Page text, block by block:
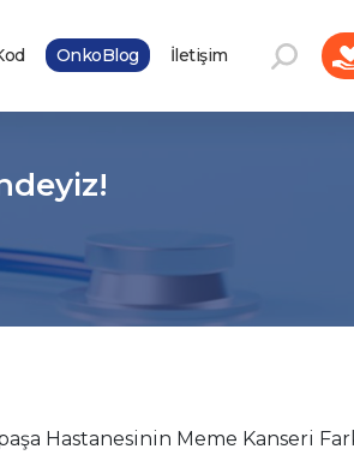
OnkoBlog İletişim
Hastanesinin Meme Kanseri